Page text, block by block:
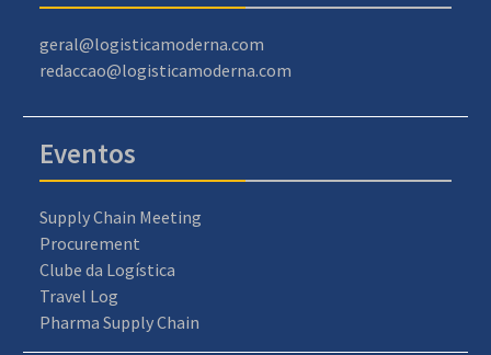
geral@logisticamoderna.com
redaccao@logisticamoderna.com
Eventos
Supply Chain Meeting
Procurement
Clube da Logística
Travel Log
Pharma Supply Chain